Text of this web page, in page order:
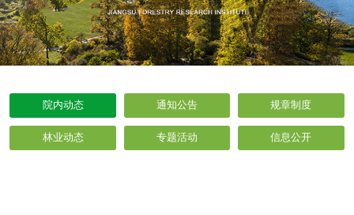
院内动态 通知公告 规章制度
林业动态 专题活动 信息公开